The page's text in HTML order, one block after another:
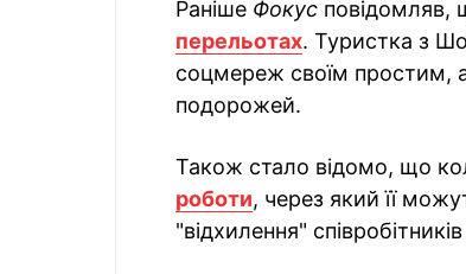
Раніше Фокус повідомляв,
перельотах. Туристка з
соцмереж своїм простим,
подорожей.
Також стало відомо, що
роботи, через який її
"відхилення"